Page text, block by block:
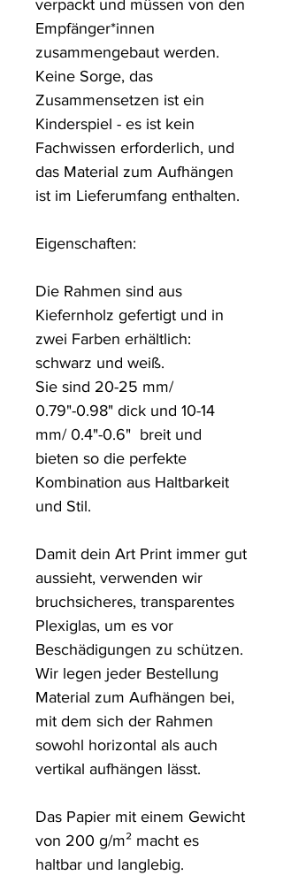
verpackt und müssen von den
Empfänger*innen
zusammengebaut werden.
Keine Sorge, das
Zusammensetzen ist ein
Kinderspiel - es ist kein
Fachwissen erforderlich, und
das Material zum Aufhängen
ist im Lieferumfang enthalten.
Eigenschaften:
Die Rahmen sind aus
Kiefernholz gefertigt und in
zwei Farben erhältlich:
schwarz und weiß.
Sie sind 20-25 mm/
0.79"-0.98" dick und 10-14
mm/ 0.4"-0.6"  breit und
bieten so die perfekte
Kombination aus Haltbarkeit
und Stil.
Damit dein Art Print immer gut
aussieht, verwenden wir
bruchsicheres, transparentes
Plexiglas, um es vor
Beschädigungen zu schützen.
Wir legen jeder Bestellung
Material zum Aufhängen bei,
mit dem sich der Rahmen
sowohl horizontal als auch
vertikal aufhängen lässt.
Das Papier mit einem Gewicht
von 200 g/m² macht es
haltbar und langlebig.